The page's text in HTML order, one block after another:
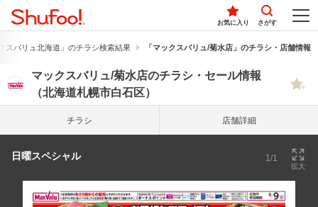
お気に入り さがす
スバリュ北海道」のチラシ検索結果 「マックスバリュ/菊水店」のチラシ・店舗情報
マックスバリュ/菊水店のチラシ・セール情報
（北海道札幌市白石区）
チラシ 店舗詳細
日曜スペシャル 1/1
拡大